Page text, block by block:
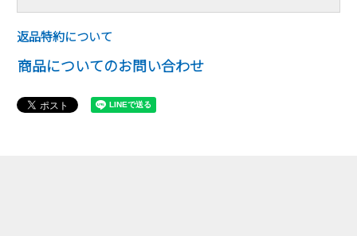
返品特約について
商品についてのお問い合わせ